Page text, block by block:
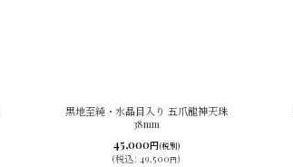
黒地至純・水晶目入り 五爪龍神天珠
38mm
45,000円(税別)
(税込: 49,500円)